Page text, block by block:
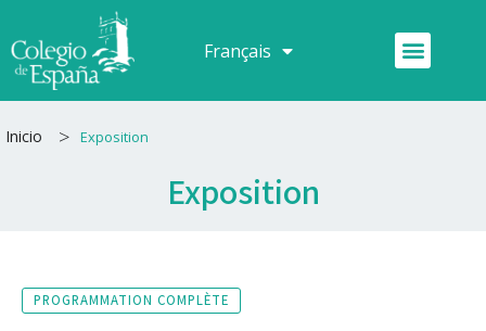
au
contenu
Français
Español Menu
Inicio > Exposition
Exposition
PROGRAMMATION COMPLÈTE